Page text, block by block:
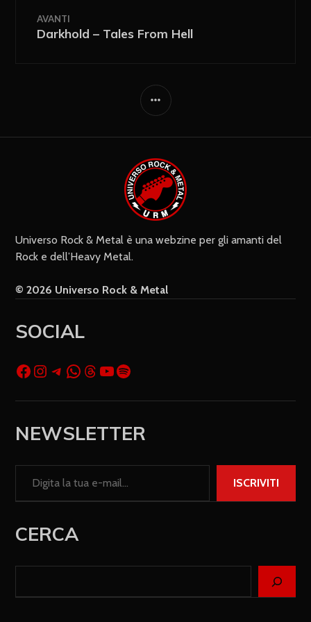
Giornalmente
Ricevi i nuovi commenti via e-mail
Do il mio consenso affinché un
cookie salvi i miei dati (nome, e-mail,
sito web) per il prossimo commento.
AVANTI
Darkhold – Tales From Hell
Universo Rock & Metal è una webzine per gli amanti del
Rock e dell’Heavy Metal.
© 2026 Universo Rock & Metal
SOCIAL
NEWSLETTER
ISCRIVITI
CERCA